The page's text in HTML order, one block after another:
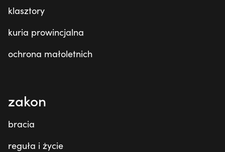
klasztory
kuria prowincjalna
ochrona małoletnich
zakon
bracia
reguła i życie